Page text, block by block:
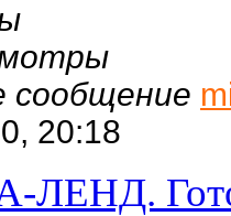
сообщение
20:18